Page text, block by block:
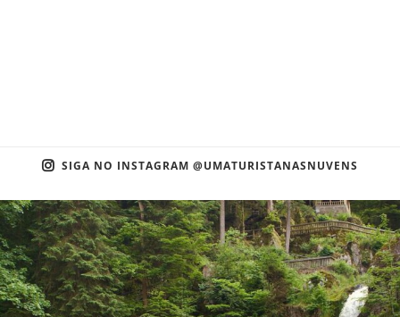
SIGA NO INSTAGRAM @UMATURISTANASNUVENS